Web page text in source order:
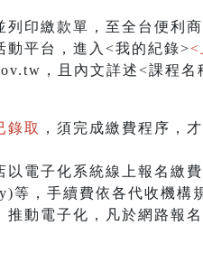
繳款單，至全台便利商
動平台，進入<我的紀錄>
，且內文詳述<課程
錄取
，須完成繳費程序，
電子化系統線上報名繳
等，手續費依各代收機構
動電子化，凡於網路報